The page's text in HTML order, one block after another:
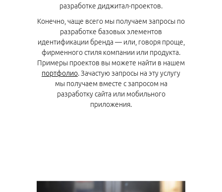
разработке диджитал-проектов.
Конечно, чаще всего мы получаем запросы по
разработке базовых элементов
идентификации бренда — или, говоря проще,
фирменного стиля компании или продукта.
Примеры проектов вы можете найти в нашем
портфолио. Зачастую запросы на эту услугу
мы получаем вместе с запросом на
разработку сайта или мобильного
приложения.